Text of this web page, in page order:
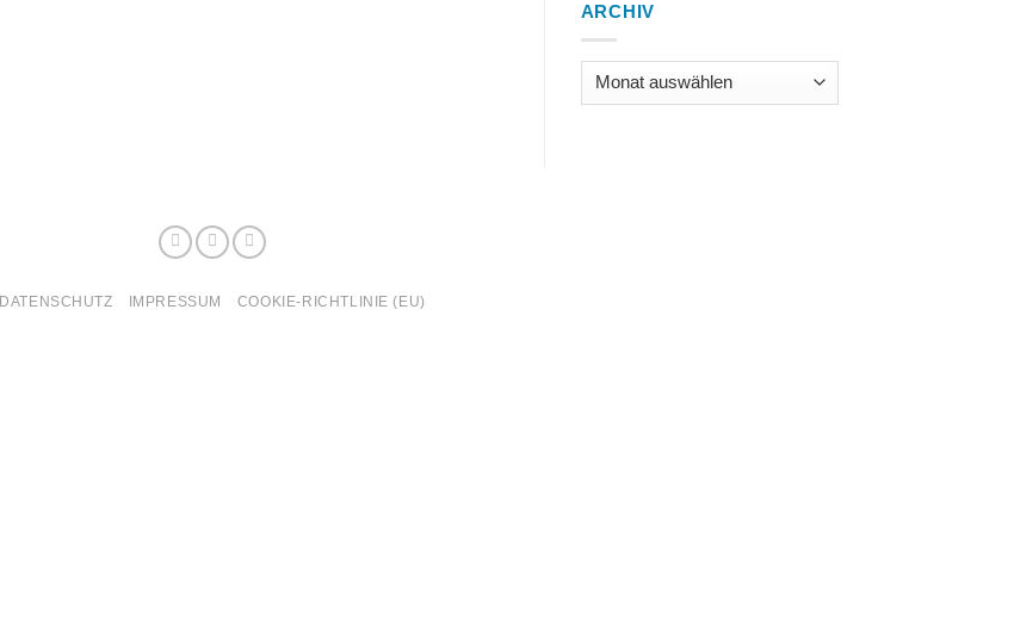
ARCHIV
Archiv
DATENSCHUTZ IMPRESSUM COOKIE-RICHTLINIE (EU)